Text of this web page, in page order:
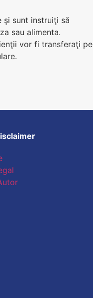
şi sunt instruiţi să
sau alimenta.
vor fi transferaţi pe